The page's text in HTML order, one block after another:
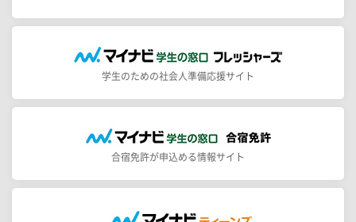
学生のための社会人準備応援サイト
合宿免許が申込める情報サイト